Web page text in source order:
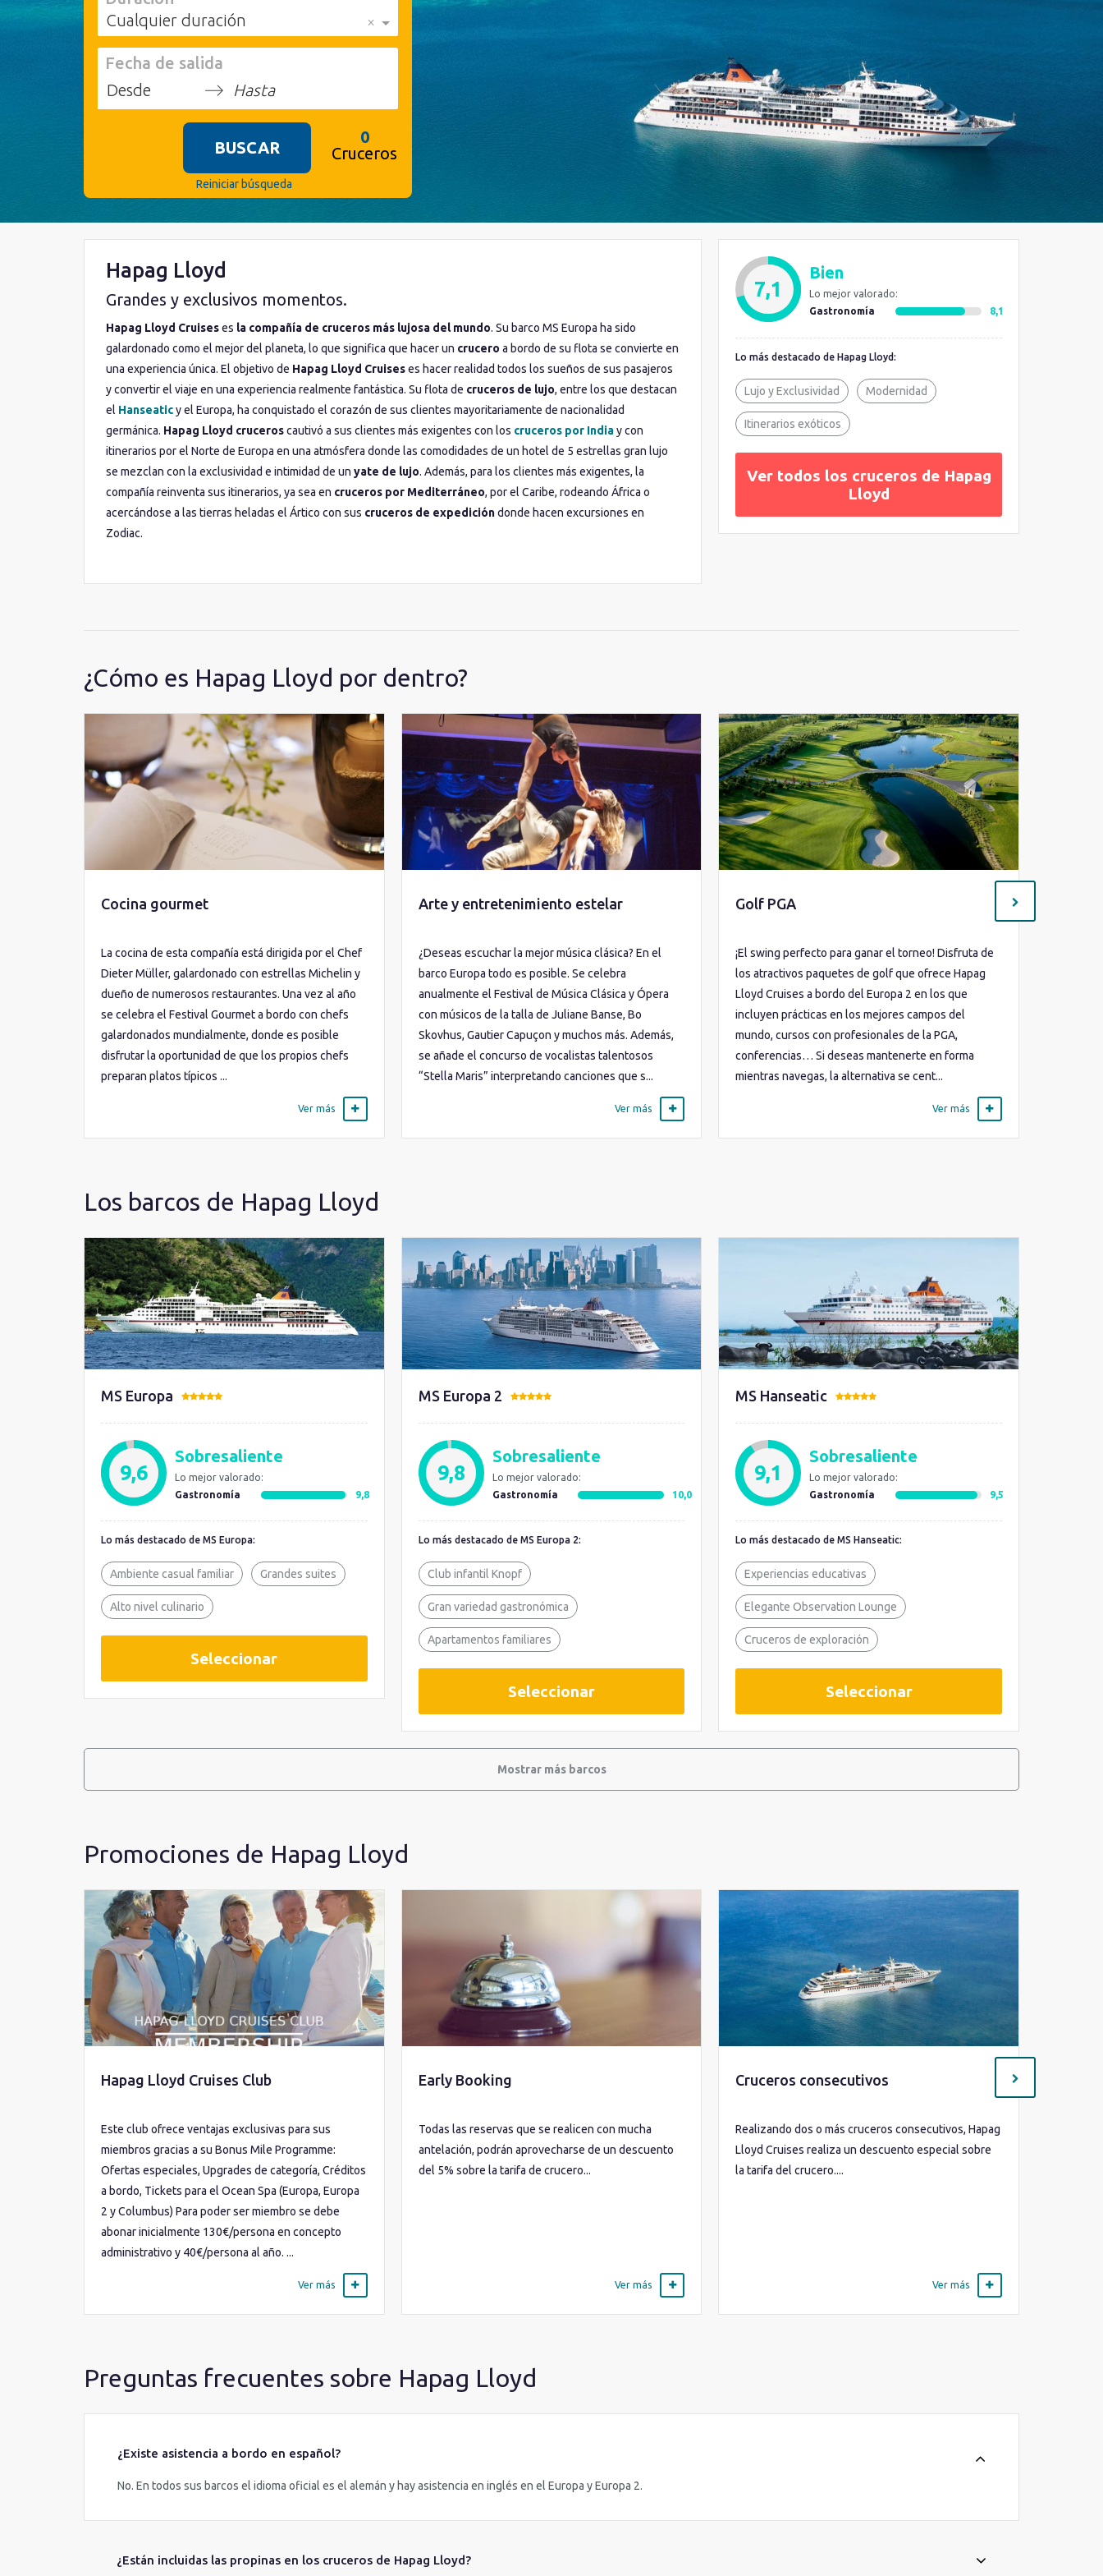
Cualquier duración
×
Fecha de salida
to
interact
calendar
and
select
date.
Press
the
question
mark
key
to
get
the
keyboard
shortcuts
for
changing
dates.
down
key
to
calendar
and
select
date.
Press
the
question
mark
key
to
get
the
keyboard
shortcuts
for
BUSCAR
Reiniciar búsqueda
0
Cruceros
Hapag Lloyd
Grandes y exclusivos momentos.
Hapag Lloyd Cruiseses la compañía de cruceros más lujosa del mundo. Su barco MS Europa ha sido
galardonado como el mejor del planeta, lo que significa que hacer un crucero a bordo de su flota se convierte en
una experiencia única. El objetivo de Hapag Lloyd Cruiseses hacer realidad todos los sueños de sus pasajeros
y convertir el viaje en una experiencia realmente fantástica. Su flota de cruceros de lujo, entre los que destacan
el Hanseaticy el Europa, ha conquistado el corazón de sus clientes mayoritariamente de nacionalidad
germánica. Hapag Lloyd cruceroscautivó a sus clientes más exigentes con los cruceros por Indiay con
itinerarios por el Norte de Europa en una atmósfera donde las comodidades de un hotel de 5 estrellas gran lujo
se mezclan con la exclusividad e intimidad de un yate de lujo. Además, para los clientes más exigentes, la
compañía reinventa sus itinerarios, ya sea en cruceros por Mediterráneo, por el Caribe, rodeando África o
acercándose a las tierras heladas el Ártico con sus cruceros de expedicióndonde hacen excursiones en
Zodiac.
7,1
Bien
Lo mejor valorado:
Gastronomía
8,1
Lo más destacado de Hapag Lloyd:
Lujo y Exclusividad Modernidad
Itinerarios exóticos
Ver todos los cruceros de Hapag
Lloyd
¿Cómo es Hapag Lloyd por dentro?
Cocina gourmet
La cocina de esta compañía está dirigida por el Chef
Dieter Müller, galardonado con estrellas Michelin y
dueño de numerosos restaurantes. Una vez al año
se celebra el Festival Gourmet a bordo con chefs
galardonados mundialmente, donde es posible
disfrutar la oportunidad de que los propios chefs
preparan platos típicos ...
Ver más
Arte y entretenimiento estelar
¿Deseas escuchar la mejor música clásica? En el
barco Europa todo es posible. Se celebra
anualmente el Festival de Música Clásica y Ópera
con músicos de la talla de Juliane Banse, Bo
Skovhus, Gautier Capuçon y muchos más. Además,
se añade el concurso de vocalistas talentosos
“Stella Maris” interpretando canciones que s...
Ver más
Golf PGA
¡El swing perfecto para ganar el torneo! Disfruta de
los atractivos paquetes de golf que ofrece Hapag
Lloyd Cruises a bordo del Europa 2 en los que
incluyen prácticas en los mejores campos del
mundo, cursos con profesionales de la PGA,
conferencias… Si deseas mantenerte en forma
mientras navegas, la alternativa se cent...
Ver más
Los barcos de Hapag Lloyd
MS Europa
9,6
Sobresaliente
Lo mejor valorado:
Gastronomía
9,8
Lo más destacado de MS Europa:
Ambiente casual familiar Grandes suites
Alto nivel culinario
Seleccionar
MS Europa 2
9,8
Sobresaliente
Lo mejor valorado:
Gastronomía
10,0
Lo más destacado de MS Europa 2:
Club infantil Knopf
Gran variedad gastronómica
Apartamentos familiares
Seleccionar
MS Hanseatic
9,1
Sobresaliente
Lo mejor valorado:
Gastronomía
9,5
Lo más destacado de MS Hanseatic:
Experiencias educativas
Elegante Observation Lounge
Cruceros de exploración
Seleccionar
Mostrar más barcos
Promociones de Hapag Lloyd
Hapag Lloyd Cruises Club
Este club ofrece ventajas exclusivas para sus
miembros gracias a su Bonus Mile Programme:
Ofertas especiales, Upgrades de categoría, Créditos
a bordo, Tickets para el Ocean Spa (Europa, Europa
2 y Columbus) Para poder ser miembro se debe
abonar inicialmente 130€/persona en concepto
administrativo y 40€/persona al año. ...
Ver más
Early Booking
Todas las reservas que se realicen con mucha
antelación, podrán aprovecharse de un descuento
del 5% sobre la tarifa de crucero...
Ver más
Cruceros consecutivos
Realizando dos o más cruceros consecutivos, Hapag
Lloyd Cruises realiza un descuento especial sobre
la tarifa del crucero....
Ver más
Preguntas frecuentes sobre Hapag Lloyd
¿Existe asistencia a bordo en español?
No. En todos sus barcos el idioma oficial es el alemán y hay asistencia en inglés en el Europa y Europa 2.
¿Están incluidas las propinas en los cruceros de Hapag Lloyd?